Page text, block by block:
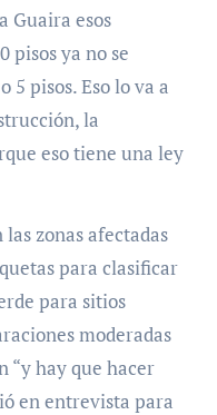
Guaira esos
pisos ya no se
5 pisos. Eso lo va a
la
eso tiene una ley
zonas afectadas
para clasificar
para sitios
moderadas
“y hay que hacer
en entrevista para